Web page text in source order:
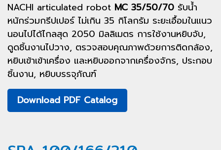
NACHI articulated robot MC 35/50/70 รับน้ำ
หนักร่วมกรีปเปอร์ ไม่เกิน 35 กิโลกรัม ระยะเอื้อมในแนว
นอนไปได้ไกลสุด 2050 มิลลิเมตร การใช้งานหยิบจับ,
ดูดชิ้นงานไปวาง, ตรวจสอบคุณภาพด้วยการติดกล้อง,
หยิบเข้าเข้าเครื่อง และหยิบออกจากเครื่องจักร, ประกอบ
ชิ้นงาน, หยิบบรรจุภัณฑ์
Download PDF Catalog